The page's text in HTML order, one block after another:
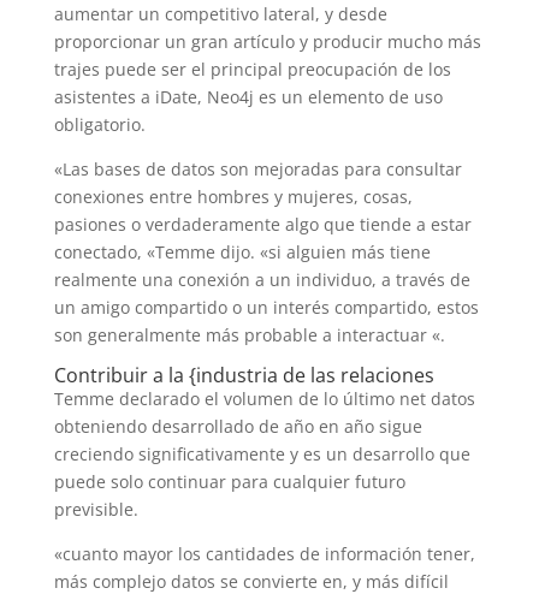
aumentar un competitivo lateral, y desde
proporcionar un gran artículo y producir mucho más
trajes puede ser el principal preocupación de los
asistentes a iDate, Neo4j es un elemento de uso
obligatorio.
«Las bases de datos son mejoradas para consultar
conexiones entre hombres y mujeres, cosas,
pasiones o verdaderamente algo que tiende a estar
conectado, «Temme dijo. «si alguien más tiene
realmente una conexión a un individuo, a través de
un amigo compartido o un interés compartido, estos
son generalmente más probable a interactuar «.
Contribuir a la {industria de las relaciones
Temme declarado el volumen de lo último net datos
obteniendo desarrollado de año en año sigue
creciendo significativamente y es un desarrollo que
puede solo continuar para cualquier futuro
previsible.
«cuanto mayor los cantidades de información tener,
más complejo datos se convierte en, y más difícil